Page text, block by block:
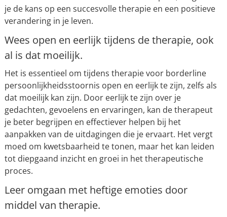
je de kans op een succesvolle therapie en een positieve
verandering in je leven.
Wees open en eerlijk tijdens de therapie, ook
al is dat moeilijk.
Het is essentieel om tijdens therapie voor borderline
persoonlijkheidsstoornis open en eerlijk te zijn, zelfs als
dat moeilijk kan zijn. Door eerlijk te zijn over je
gedachten, gevoelens en ervaringen, kan de therapeut
je beter begrijpen en effectiever helpen bij het
aanpakken van de uitdagingen die je ervaart. Het vergt
moed om kwetsbaarheid te tonen, maar het kan leiden
tot diepgaand inzicht en groei in het therapeutische
proces.
Leer omgaan met heftige emoties door
middel van therapie.